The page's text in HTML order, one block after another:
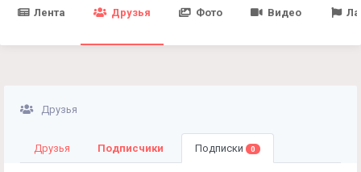
Лента Друзья Фото Видео
Друзья
Друзья Подписчики Подписки 0